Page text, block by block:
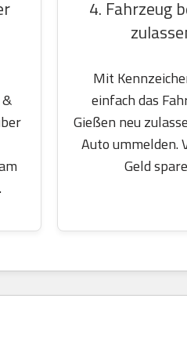
4. Fahrzeug
Mit
einfach das
Gießen neu
Auto ummelden.
Geld